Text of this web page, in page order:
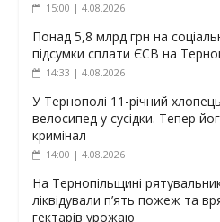
15:00 | 4.08.2026
Понад 5,8 млрд грн на
підсумки сплати ЄСВ на
14:33 | 4.08.2026
У Тернополі 11-річний
велосипед у сусідки. Тепер
кримінал
14:00 | 4.08.2026
На Тернопільщині
ліквідували п’ять пожеж та
гектарів урожаю